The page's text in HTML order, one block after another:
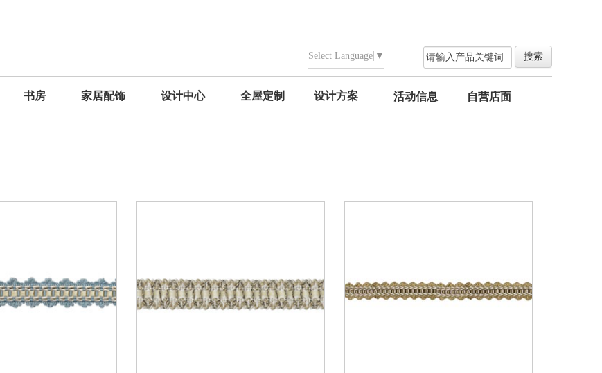
Select Language ▼
书房 家居配饰 设计中心 全屋定制 设计方案 活动信息 自营店面